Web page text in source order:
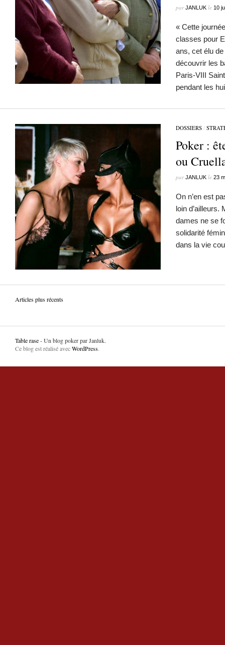
parJANLUK le 10
« Cette
classes pour
ans, cet élu
découvrir les
Paris-VIII
pendant les
DOSSIERS /
Poker :
ou
parJANLUK le 23
On n’en est
loin d’ailleurs.
dames ne se
solidarité
dans la vie
Articles plus récents
Table rase- Un blog poker par Janluk.
Ce blog est réalisé avecWordPress.